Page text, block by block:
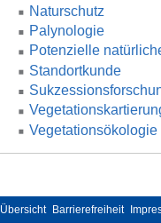
Naturschutz
Palynologie
Potenzielle
Standortkunde
Vegetationsökologie
Übersicht Barrierefreiheit